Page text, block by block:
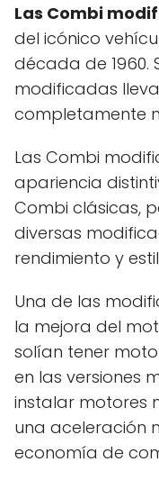
Las Combi
del icónico
década de 1960.
modificadas
completamente
Las Combi
apariencia
Combi clásicas,
diversas
rendimiento y
Una de las
la mejora del
solían tener
en las versiones
instalar motores
una aceleración
economía de